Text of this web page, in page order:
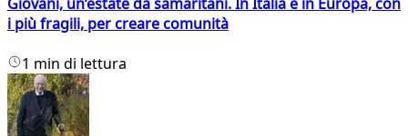
Giovani, un’estate da samaritani. In Italia e in Europa, con
i più fragili, per creare comunità
1 min di lettura